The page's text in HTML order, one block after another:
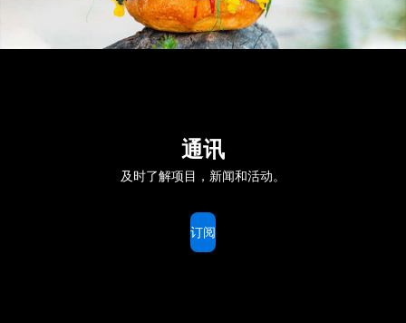
通讯
及时了解项目，新闻和活动。
订阅